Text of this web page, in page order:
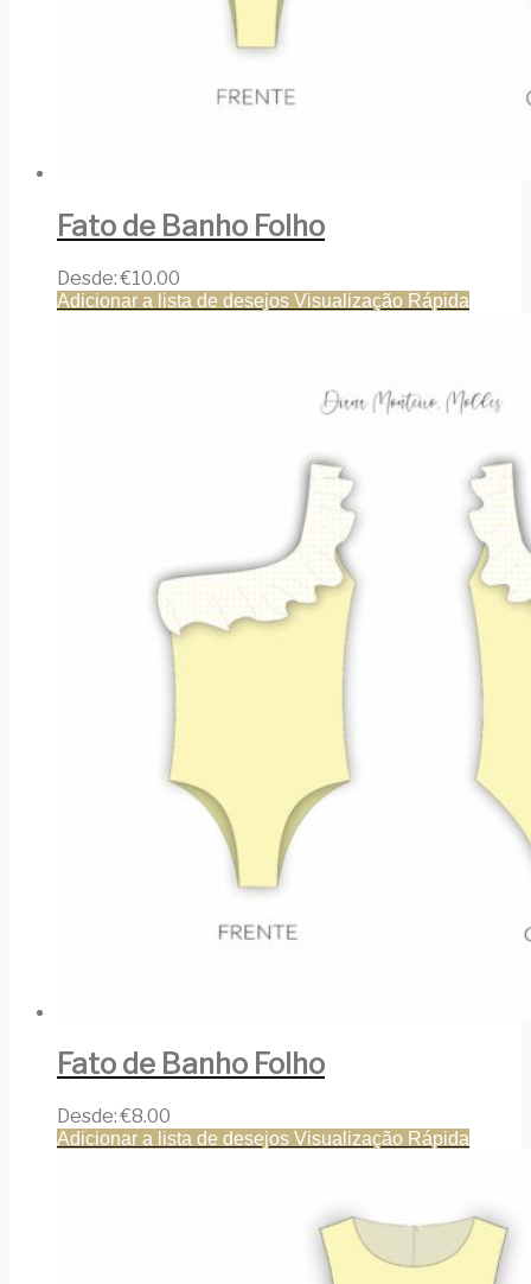
Fato de Banho Folho
Desde:€10.00
Adicionar a lista de desejos Visualização Rápida
Fato de Banho Folho
Desde:€8.00
Adicionar a lista de desejos Visualização Rápida